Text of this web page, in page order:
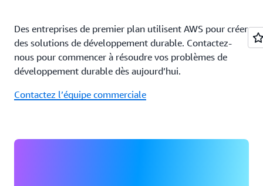
Des entreprises de premier plan utilisent AWS pour créer
des solutions de développement durable. Contactez-
nous pour commencer à résoudre vos problèmes de
développement durable dès aujourd’hui.
Contactez l’équipe commerciale